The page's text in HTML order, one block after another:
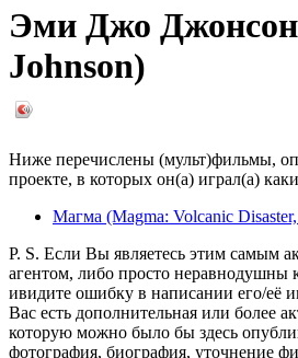
Эми Джо
Johnson)
Ниже перечислены (мульт)фильмы,
проекте, в которых он(а) играл(а)
Магма (Magma: Volcanic
P. S. Если Вы являетесь этим самым
агентом, либо просто неравнодушны к
ивидите ошибку в написании его/её
Вас есть дополнительная или более
которую можно было бы здесь
фотография, биография, уточнение